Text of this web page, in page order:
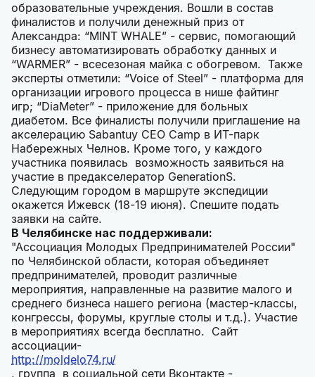
образовательные учреждения. Вошли в состав
финалистов и получили денежный приз от
Александра: “MINT WHALE” - сервис, помогающий
бизнесу автоматизировать обработку данных и
“WARMER” - всесезоная майка с обогревом. Также
эксперты отметили: “Voice of Steel” - платформа для
организации игрового процесса в нише файтинг
игр; “DiaMeter” - приложение для больных
диабетом. Все финалисты получили приглашение на
акселерацию Sabantuy CEO Camp в ИТ-парк
Набережных Челнов. Кроме того, у каждого
участника появилась возможность заявиться на
участие в предакселератор GenerationS.
Следующим городом в маршруте экспедиции
окажется Ижевск (18-19 июня). Спешите подать
заявки на сайте.
В Челябинске нас поддерживали:
"Ассоциация Молодых Предпринимателей России"
по Челябинской области, которая объединяет
предпринимателей, проводит различные
мероприятия, направленные на развитие малого и
среднего бизнеса нашего региона (мастер-классы,
конгрессы, форумы, круглые столы и т.д.). Участие
в мероприятиях всегда бесплатно. Сайт
ассоциации-
http://moldelo74.ru/
, группа в социальной сети Вконтакте -